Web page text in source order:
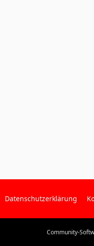
Datenschutzerklärung
Community-